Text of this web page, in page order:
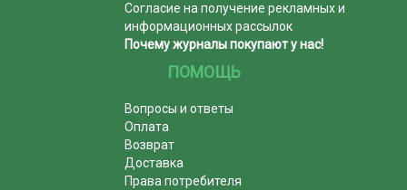
Согласие на получение рекламных и
информационных рассылок
Почему журналы покупают у нас!
ПОМОЩЬ
Вопросы и ответы
Оплата
Возврат
Доставка
Права потребителя